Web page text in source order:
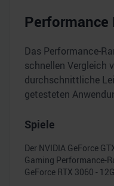
Performance
Das Performance-
schnellen Vergleich
durchschnittliche
getesteten
Spiele
Der NVIDIA GeForce
Gaming Performance-
GeForce RTX 3060 -